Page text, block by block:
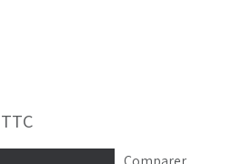
TTC